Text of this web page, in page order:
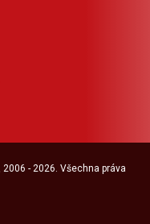
, 2006 - 2026. Všechna práva